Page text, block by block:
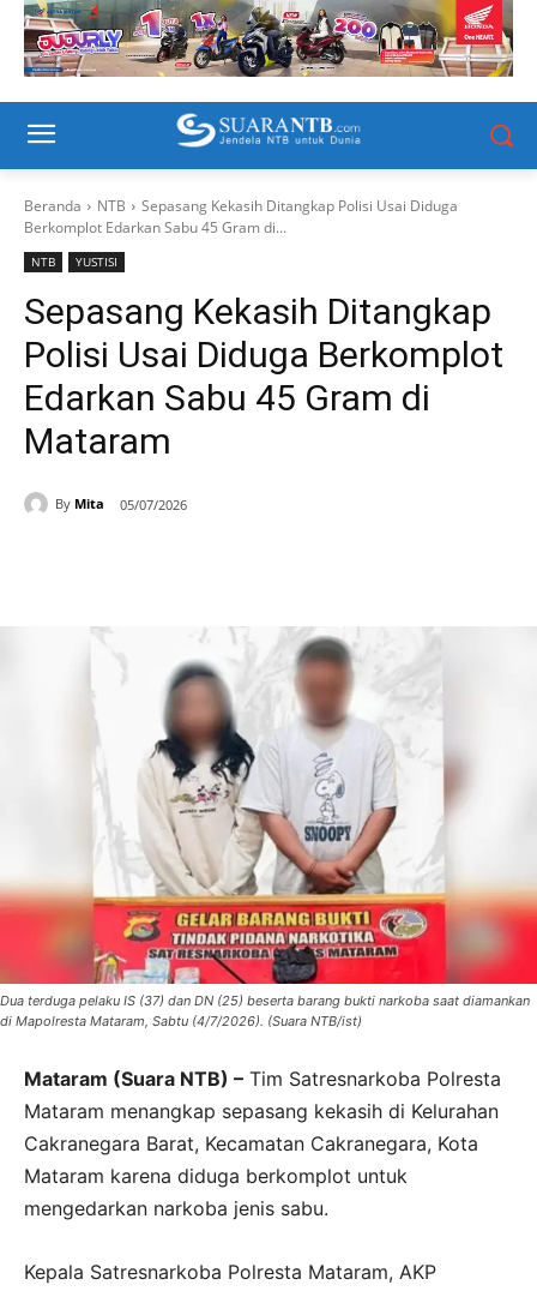
Beranda NTB
Sepasang Kekasih Ditangkap Polisi Usai Diduga
Berkomplot Edarkan Sabu 45 Gram di...
NTB YUSTISI
Sepasang Kekasih Ditangkap
Polisi Usai Diduga Berkomplot
Edarkan Sabu 45 Gram di
Mataram
By Mita 05/07/2026
Dua terduga pelaku IS (37) dan DN (25) beserta barang bukti narkoba saat diamankan
di Mapolresta Mataram, Sabtu (4/7/2026). (Suara NTB/ist)
Mataram (Suara NTB) – Tim Satresnarkoba Polresta
Mataram menangkap sepasang kekasih di Kelurahan
Cakranegara Barat, Kecamatan Cakranegara, Kota
Mataram karena diduga berkomplot untuk
mengedarkan narkoba jenis sabu.
Kepala Satresnarkoba Polresta Mataram, AKP